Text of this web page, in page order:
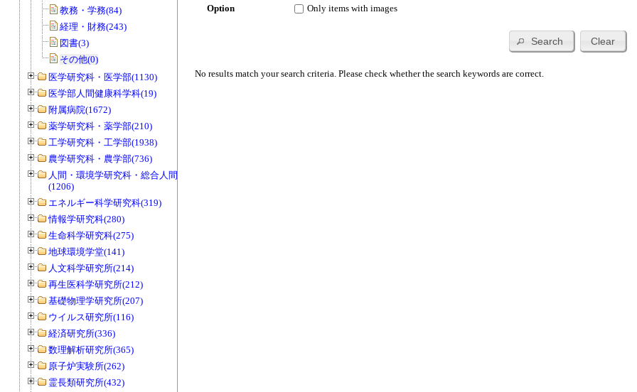
教務・学務(84)
経理・財務(243)
図書(3)
その他(0)
医学研究科・医学部(1130)
医学部人間健康科学科(19)
附属病院(1672)
薬学研究科・薬学部(210)
工学研究科・工学部(1938)
農学研究科・農学部(736)
人間・環境学研究科・総合人間学部
(1206)
エネルギー科学研究科(319)
情報学研究科(280)
生命科学研究科(275)
地球環境学堂(141)
人文科学研究所(214)
再生医科学研究所(212)
基礎物理学研究所(207)
ウイルス研究所(116)
経済研究所(336)
数理解析研究所(365)
原子炉実験所(262)
霊長類研究所(432)
Option
Only items with images
Search Clear
No results match your search criteria. Please check whether the search keywords are correct.